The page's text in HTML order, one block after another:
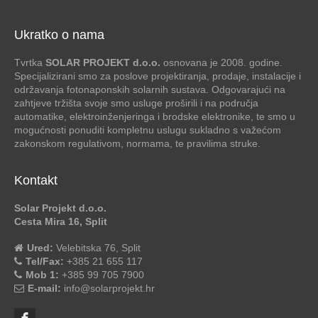
Ukratko o nama
Tvrtka SOLAR PROJEKT d.o.o. osnovana je 2008. godine.
Specijalizirani smo za poslove projektiranja, prodaje, instalacije i
održavanja fotonaponskih solarnih sustava. Odgovarajući na
zahtjeve tržišta svoje smo usluge proširili i na područja
automatike, elektroinženjeringa i brodske elektronike, te smo u
mogućnosti ponuditi kompletnu uslugu sukladno s važećom
zakonskom regulativom, normama, te pravilima struke.
Kontakt
Solar Projekt d.o.o.
Cesta Mira 16, Split
Ured: Velebitska 76, Split
Tel/Fax: +385 21 655 117
Mob 1: +385 99 705 7900
E-mail: info@solarprojekt.hr